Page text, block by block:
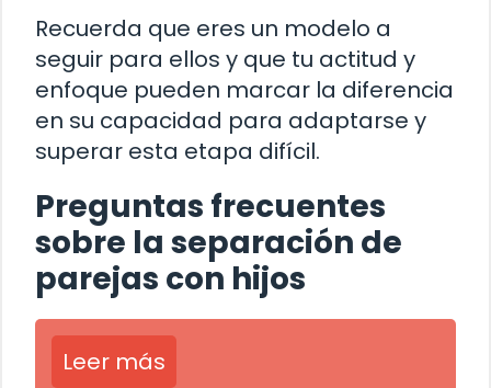
Recuerda que eres un modelo a
seguir para ellos y que tu actitud y
enfoque pueden marcar la diferencia
en su capacidad para adaptarse y
superar esta etapa difícil.
Preguntas frecuentes
sobre la separación de
parejas con hijos
Leer más